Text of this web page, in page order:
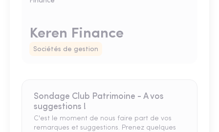
Keren Finance
Sociétés de gestion
Sondage Club Patrimoine - A vos
suggestions !
C'est le moment de nous faire part de vos
remarques et suggestions. Prenez quelques